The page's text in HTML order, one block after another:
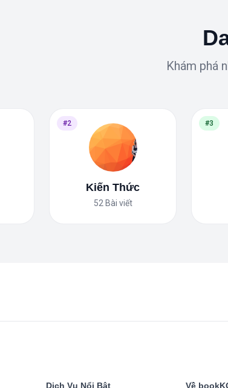
Khám phá
#2
Kiến Thức
52 Bài viết
#3
Dịch Vụ Nổi Bật Về